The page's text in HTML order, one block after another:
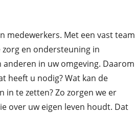
medewerkers. Met een vast team
en ondersteuning in
in uw omgeving. Daarom
heeft u nodig? Wat kan de
in te zetten? Zo zorgen we er
over uw eigen leven houdt. Dat